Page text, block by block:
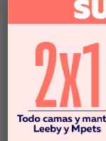
En Stock